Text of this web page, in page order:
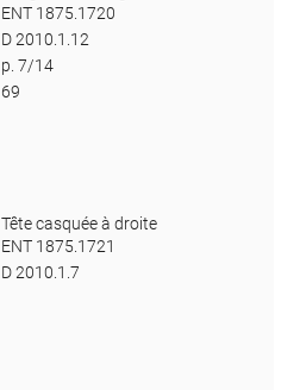
ENT 1875.1720
D 2010.1.12
p. 7/14
69
Tête casquée à droite
ENT 1875.1721
D 2010.1.7